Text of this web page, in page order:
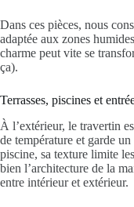
Dans ces pièces, nous
adaptée aux zones
charme peut vite se
ça).
Terrasses, piscines et
À l’extérieur, le travertin
de température et garde
piscine, sa texture limite
bien l’architecture de la
entre intérieur et extérieur.